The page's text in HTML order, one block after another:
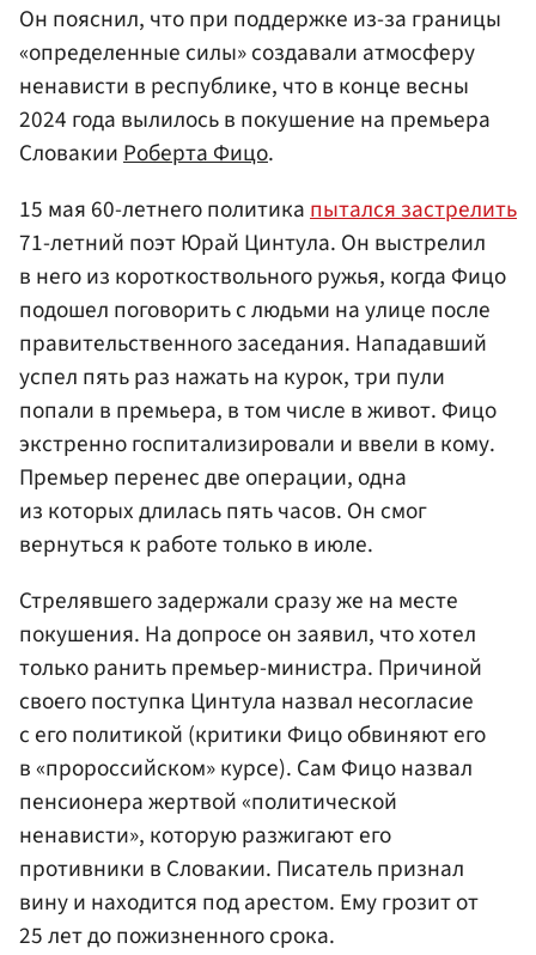
Он пояснил, что при поддержке из-за границы
«определенные силы» создавали атмосферу
ненависти в республике, что в конце весны
2024 года вылилось в покушение на премьера
СловакииРоберта Фицо.
15 мая 60-летнего политикапытался застрелить
71-летний поэт Юрай Цинтула. Он выстрелил
в него из короткоствольного ружья, когда Фицо
подошел поговорить с людьми на улице после
правительственного заседания. Нападавший
успел пять раз нажать на курок, три пули
попали в премьера, в том числе в живот. Фицо
экстренно госпитализировали и ввели в кому.
Премьер перенес две операции, одна
из которых длилась пять часов. Он смог
вернуться к работе только в июле.
Стрелявшего задержали сразу же на месте
покушения. На допросе он заявил, что хотел
только ранить премьер-министра. Причиной
своего поступка Цинтула назвал несогласие
с его политикой (критики Фицо обвиняют его
в «пророссийском» курсе). Сам Фицо назвал
пенсионера жертвой «политической
ненависти», которую разжигают его
противники в Словакии. Писатель признал
вину и находится под арестом. Ему грозит от
25 лет до пожизненного срока.